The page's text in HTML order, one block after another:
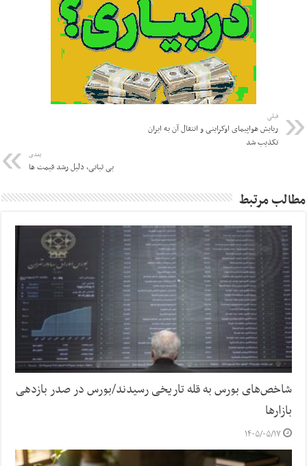
قبلی
ربایش هواپیمای اوکراینی و انتقال آن به ایران
تکذیب شد
بعدی
بی ثباتی، دلیل رشد قیمت ها
مطالب مرتبط
شاخص‌های بورس به قله تاریخی رسیدند/بورس در صدر بازدهی
بازارها
۱۴۰۵/۰۵/۱۷